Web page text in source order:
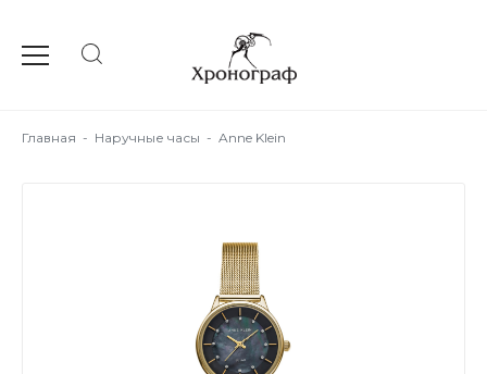
Главная - Наручные часы - Anne Klein